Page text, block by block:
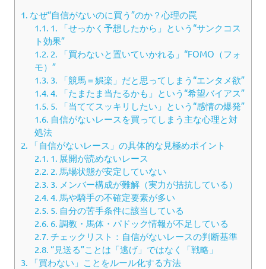
1. なぜ“自信がないのに買う”のか？心理の罠
1.1. 1. 「せっかく予想したから」という“サンクコス
ト効果”
1.2. 2. 「買わないと置いていかれる」“FOMO（フォ
モ）”
1.3. 3. 「競馬＝娯楽」だと思ってしまう“エンタメ欲”
1.4. 4. 「たまたま当たるかも」という“希望バイアス”
1.5. 5. 「当ててスッキリしたい」という“感情の爆発”
1.6. 自信がないレースを買ってしまう主な心理と対
処法
2. 「自信がないレース」の具体的な見極めポイント
2.1. 1. 展開が読めないレース
2.2. 2. 馬場状態が安定していない
2.3. 3. メンバー構成が難解（実力が拮抗している）
2.4. 4. 馬や騎手の不確定要素が多い
2.5. 5. 自分の苦手条件に該当している
2.6. 6. 調教・馬体・パドック情報が不足している
2.7. チェックリスト：自信がないレースの判断基準
2.8. “見送る”ことは「逃げ」ではなく「戦略」
3. 「買わない」ことをルール化する方法